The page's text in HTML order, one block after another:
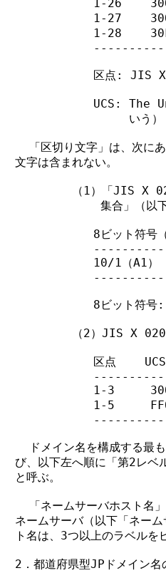
1-26
1-27
1-28
区点: JIS X
UCS: The
いう）
「区切り文字」は、次に
文字は含まれない。
（1）「JIS X
集合」（以
8ビット符号
10/1（A1）
8ビット符号
（2）JIS X
区点
1-3
1-5
ドメイン名を構成する最
び、以下左へ順に「第2レ
と呼ぶ。
「ネームサーバホスト名
ネームサーバ（以下「ネー
ト名は、3つ以上のラベル
2．都道府県型JPドメイン名